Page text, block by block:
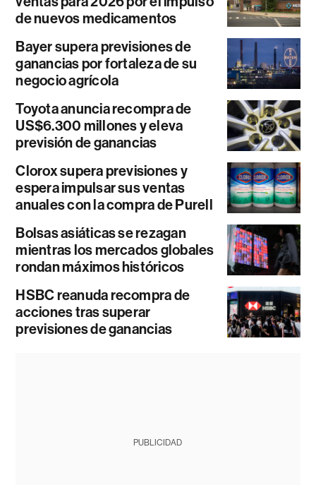
de nuevos medicamentos
Bayer supera previsiones de
ganancias por fortaleza de su
negocio agrícola
Toyota anuncia recompra de
US$6.300 millones y eleva
previsión de ganancias
Clorox supera previsiones y
espera impulsar sus ventas
anuales con la compra de Purell
Bolsas asiáticas se rezagan
mientras los mercados globales
rondan máximos históricos
HSBC reanuda recompra de
acciones tras superar
previsiones de ganancias
PUBLICIDAD